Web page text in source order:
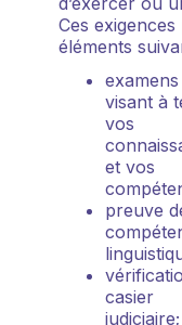
Ces
éléments
examens
visant à
vos
et vos
preuve
casier
judiciaire;